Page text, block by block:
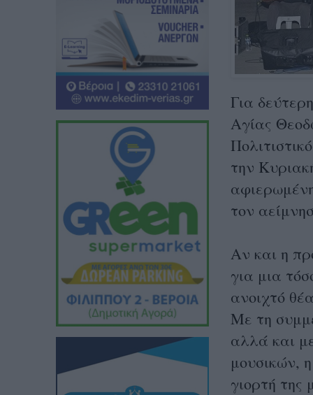
Για
Αγίας
την
τον
Αν και η
για μια
ανοιχτό
Με τη
αλλά και
μουσικών,
γιορτή της